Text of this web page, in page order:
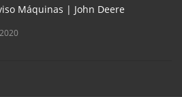
Máquinas | John Deere